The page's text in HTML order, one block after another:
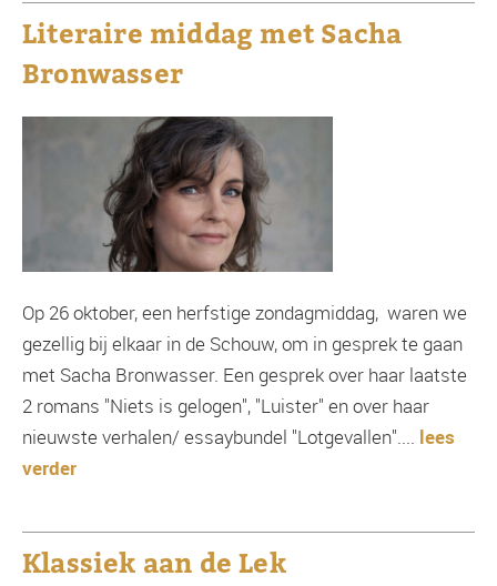
Literaire middag met Sacha
Bronwasser
Op 26 oktober, een herfstige zondagmiddag, waren we
gezellig bij elkaar in de Schouw, om in gesprek te gaan
met Sacha Bronwasser. Een gesprek over haar laatste
2 romans "Niets is gelogen", "Luister" en over haar
nieuwste verhalen/ essaybundel "Lotgevallen".... lees
verder
Klassiek aan de Lek